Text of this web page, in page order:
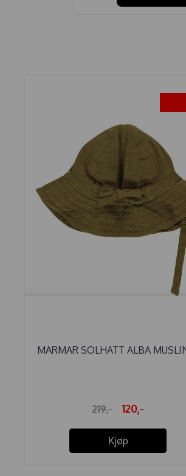
MARMAR SOLHATT ALBA
219,- 120,-
Kjøp